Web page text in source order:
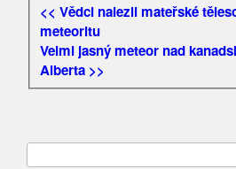
<< Vědci nalezli mateřské
meteoritu
Velmi jasný meteor nad
Alberta >>